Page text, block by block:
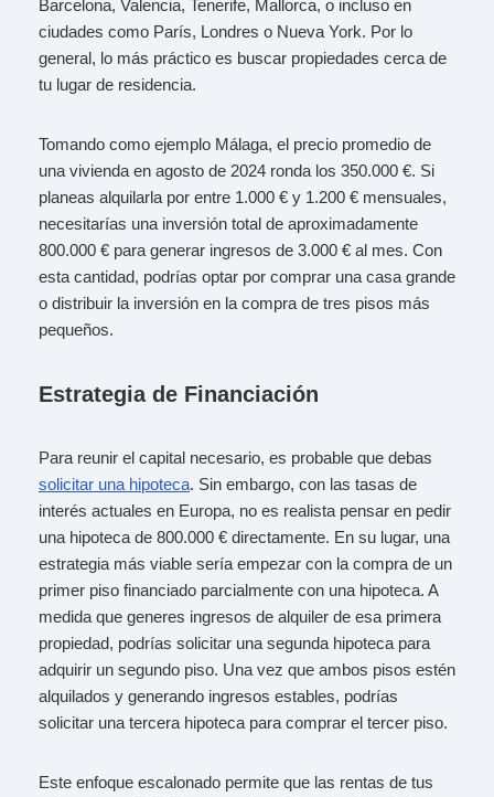
Barcelona, Valencia, Tenerife, Mallorca, o incluso en
ciudades como París, Londres o Nueva York. Por lo
general, lo más práctico es buscar propiedades cerca de
tu lugar de residencia.
Tomando como ejemplo Málaga, el precio promedio de
una vivienda en agosto de 2024 ronda los 350.000 €. Si
planeas alquilarla por entre 1.000 € y 1.200 € mensuales,
necesitarías una inversión total de aproximadamente
800.000 € para generar ingresos de 3.000 € al mes. Con
esta cantidad, podrías optar por comprar una casa grande
o distribuir la inversión en la compra de tres pisos más
pequeños.
Estrategia de Financiación
Para reunir el capital necesario, es probable que debas
solicitar una hipoteca. Sin embargo, con las tasas de
interés actuales en Europa, no es realista pensar en pedir
una hipoteca de 800.000 € directamente. En su lugar, una
estrategia más viable sería empezar con la compra de un
primer piso financiado parcialmente con una hipoteca. A
medida que generes ingresos de alquiler de esa primera
propiedad, podrías solicitar una segunda hipoteca para
adquirir un segundo piso. Una vez que ambos pisos estén
alquilados y generando ingresos estables, podrías
solicitar una tercera hipoteca para comprar el tercer piso.
Este enfoque escalonado permite que las rentas de tus